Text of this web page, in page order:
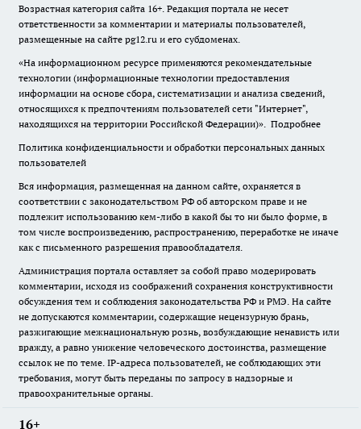
Возрастная категория сайта 16+. Редакция портала не несет
ответственности за комментарии и материалы пользователей,
размещенные на сайте pg12.ru и его субдоменах.
«На информационном ресурсе применяются рекомендательные
технологии (информационные технологии предоставления
информации на основе сбора, систематизации и анализа сведений,
относящихся к предпочтениям пользователей сети "Интернет",
находящихся на территории Российской Федерации)». Подробнее
Политика конфиденциальности и обработки персональных данных
пользователей
Вся информация, размещенная на данном сайте, охраняется в
соответствии с законодательством РФ об авторском праве и не
подлежит использованию кем-либо в какой бы то ни было форме, в
том числе воспроизведению, распространению, переработке не иначе
как с письменного разрешения правообладателя.
Администрация портала оставляет за собой право модерировать
комментарии, исходя из соображений сохранения конструктивности
обсуждения тем и соблюдения законодательства РФ и РМЭ. На сайте
не допускаются комментарии, содержащие нецензурную брань,
разжигающие межнациональную рознь, возбуждающие ненависть или
вражду, а равно унижение человеческого достоинства, размещение
ссылок не по теме. IP-адреса пользователей, не соблюдающих эти
требования, могут быть переданы по запросу в надзорные и
правоохранительные органы.
16+